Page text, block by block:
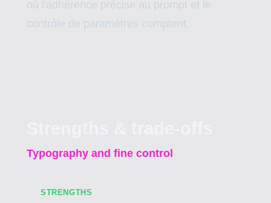
où l'adhérence précise au prompt et le
contrôle de paramètres comptent.
Typography and fine control
STRENGTHS